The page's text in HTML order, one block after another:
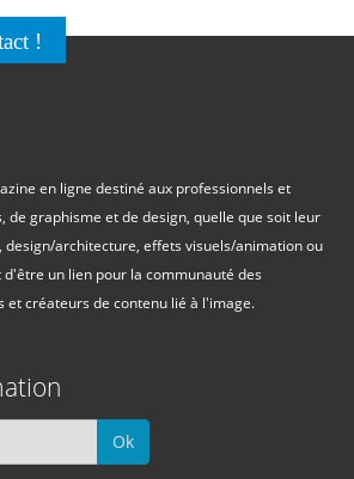
!
en ligne destiné aux professionnels et
de graphisme et de design, quelle que soit leur
design/architecture, effets visuels/animation ou
un lien pour la communauté des
et créateurs de contenu lié à l'image.
Ok